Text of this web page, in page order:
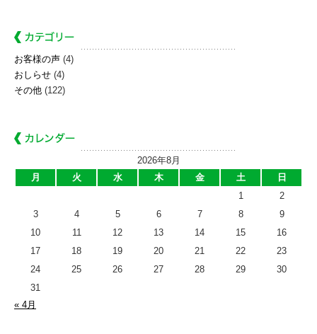
お客様の声 (4)
おしらせ (4)
その他 (122)
2026年8月
月
火 水 木 金 土
日
1
2
3
4 5 6 7 8
9
10
11 12 13 14 15
16
17
18 19 20 21 22
23
24
25 26 27 28 29
30
31
« 4月